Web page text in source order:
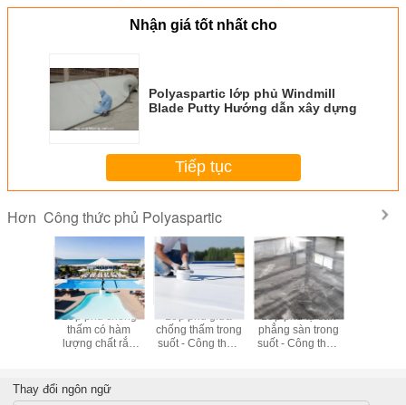
Nhận giá tốt nhất cho
Polyaspartic lớp phủ Windmill
Blade Putty Hướng dẫn xây dựng
Tiếp tục
Hơn Công thức phủ Polyaspartic
Lớp phủ chống
thấm có hàm
lượng chất rắn
Polyaspartic
Lớp phủ giữa
chống thấm trong
suốt - Công thức
Lớp phủ tự san
phẳng sàn trong
suốt - Công thức
Thay đổi ngôn ngữ